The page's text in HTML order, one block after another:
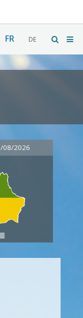
FR DE
08/2026